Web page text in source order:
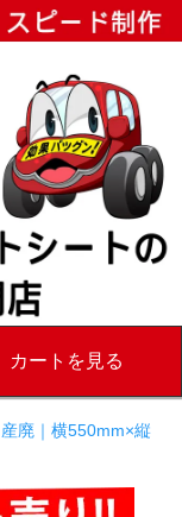
カートを見る
廃｜横550mm×縦